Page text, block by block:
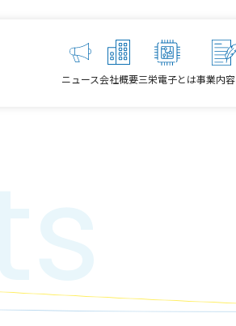
ニュース会社概要三栄電子とは事業内容